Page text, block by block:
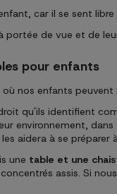
car il se sent
portée de vue et de
pour enfants
où nos enfants
qu'ils identifient
environnement,
aidera à se
une table et une
assis. Si